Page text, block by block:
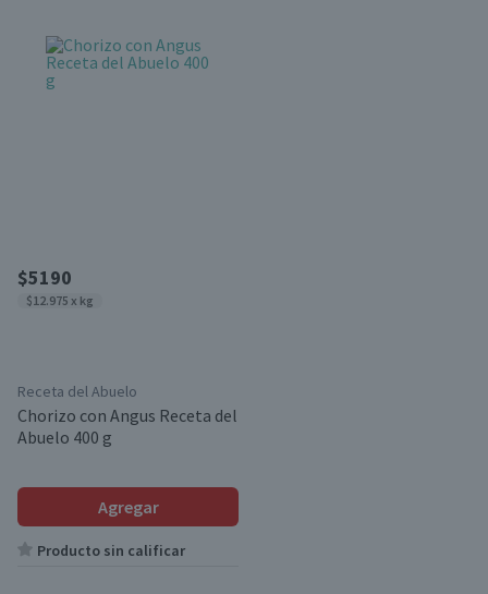
$5190
$12.975 x kg
Receta del Abuelo
Chorizo con Angus Receta del
Abuelo 400 g
Agregar
Producto sin calificar